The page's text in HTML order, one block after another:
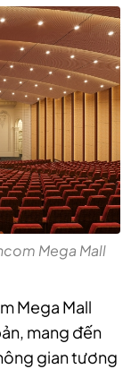
Mega Mall
Mega Mall
mang đến
gian tương